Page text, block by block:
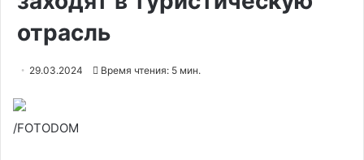
отрасль
29.03.2024 Время чтения: 5 мин.
/FOTODOM